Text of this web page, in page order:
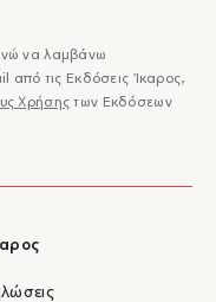
να λαμβάνω
από τις Εκδόσεις Ίκαρος,
Χρήσης των Εκδόσεων